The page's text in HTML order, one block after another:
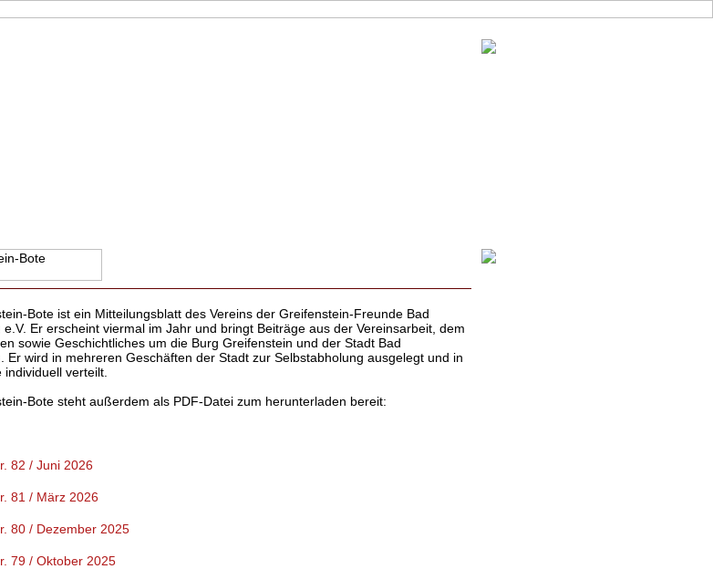
Bote ist ein Mitteilungsblatt des Vereins der Greifenstein-Freunde Bad
e.V. Er erscheint viermal im Jahr und bringt Beiträge aus der Vereinsarbeit, dem
sowie Geschichtliches um die Burg Greifenstein und der Stadt Bad
Er wird in mehreren Geschäften der Stadt zur Selbstabholung ausgelegt und in
verteilt.
Bote steht außerdem als PDF-Datei zum herunterladen bereit:
82 / Juni 2026
81 / März 2026
80 / Dezember 2025
79 / Oktober 2025